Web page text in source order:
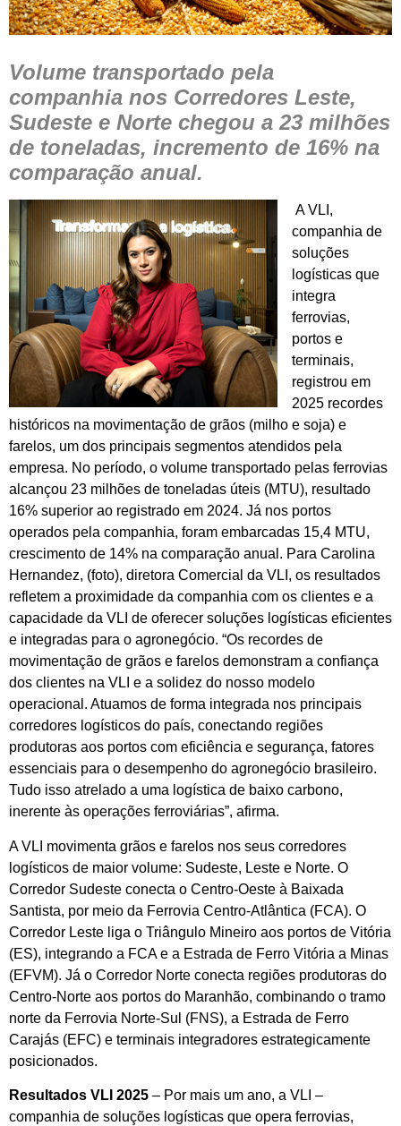
Volume transportado pela
companhia nos Corredores Leste,
Sudeste e Norte chegou a 23 milhões
de toneladas, incremento de 16% na
comparação anual.
A VLI,
companhia de
soluções
logísticas que
integra
ferrovias,
portos e
terminais,
registrou em
2025 recordes
históricos na movimentação de grãos (milho e soja) e
farelos, um dos principais segmentos atendidos pela
empresa. No período, o volume transportado pelas ferrovias
alcançou 23 milhões de toneladas úteis (MTU), resultado
16% superior ao registrado em 2024. Já nos portos
operados pela companhia, foram embarcadas 15,4 MTU,
crescimento de 14% na comparação anual. Para Carolina
Hernandez, (foto), diretora Comercial da VLI, os resultados
refletem a proximidade da companhia com os clientes e a
capacidade da VLI de oferecer soluções logísticas eficientes
e integradas para o agronegócio. “Os recordes de
movimentação de grãos e farelos demonstram a confiança
dos clientes na VLI e a solidez do nosso modelo
operacional. Atuamos de forma integrada nos principais
corredores logísticos do país, conectando regiões
produtoras aos portos com eficiência e segurança, fatores
essenciais para o desempenho do agronegócio brasileiro.
Tudo isso atrelado a uma logística de baixo carbono,
inerente às operações ferroviárias”, afirma.
A VLI movimenta grãos e farelos nos seus corredores
logísticos de maior volume: Sudeste, Leste e Norte. O
Corredor Sudeste conecta o Centro-Oeste à Baixada
Santista, por meio da Ferrovia Centro-Atlântica (FCA). O
Corredor Leste liga o Triângulo Mineiro aos portos de Vitória
(ES), integrando a FCA e a Estrada de Ferro Vitória a Minas
(EFVM). Já o Corredor Norte conecta regiões produtoras do
Centro-Norte aos portos do Maranhão, combinando o tramo
norte da Ferrovia Norte-Sul (FNS), a Estrada de Ferro
Carajás (EFC) e terminais integradores estrategicamente
posicionados.
Resultados VLI 2025 – Por mais um ano, a VLI –
companhia de soluções logísticas que opera ferrovias,